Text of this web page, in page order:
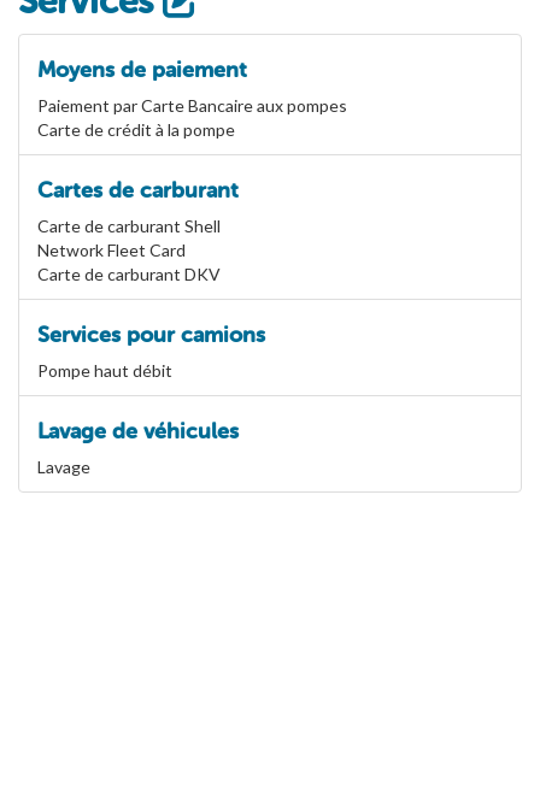
Moyens de paiement
Paiement par Carte Bancaire aux pompes
Carte de crédit à la pompe
Cartes de carburant
Carte de carburant Shell
Network Fleet Card
Carte de carburant DKV
Services pour camions
Pompe haut débit
Lavage de véhicules
Lavage